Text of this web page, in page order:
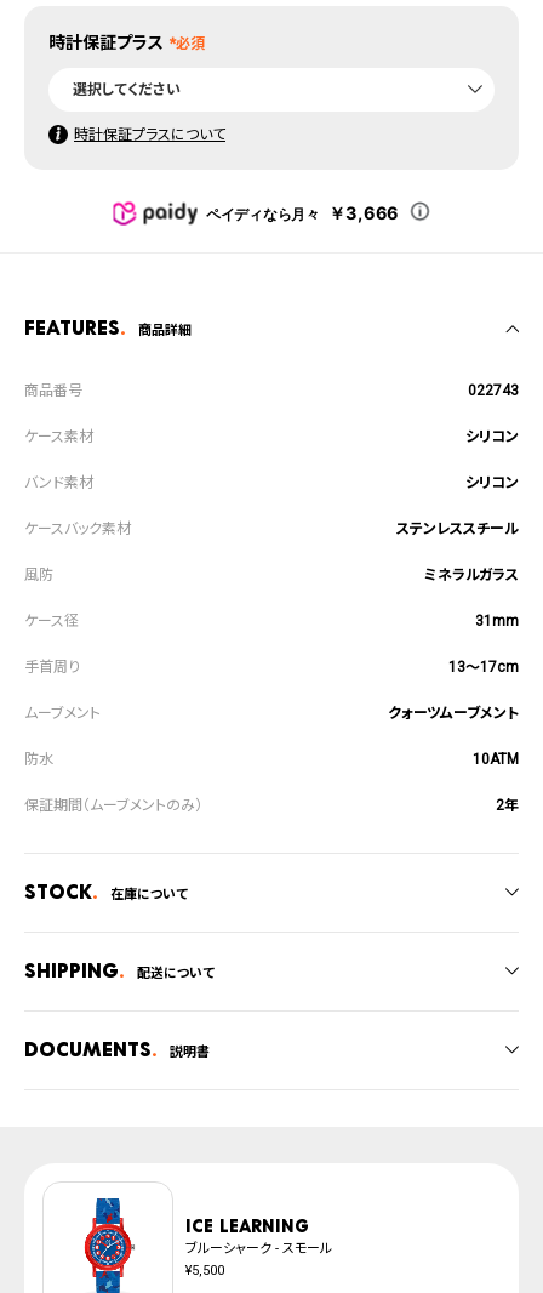
時計保証プラス
時計保証プラスについて
ペイディなら月々 ￥3,666
Features 商品詳細
022743
シリコン
シリコン
ステンレススチール
ミネラルガラス
31mm
13～17cm
クォーツムーブメント
10ATM
2年
Stock 在庫について
在庫切れの場合、キャンセルをさせて頂きます。
Shipping 配送について
・系列店舗から取り寄せ後に発送
※ご予約商品は、記載のお届け予定での発送となります。
Documents 説明書
防水について
ICE learning
ブルーシャーク - スモール
¥5,500